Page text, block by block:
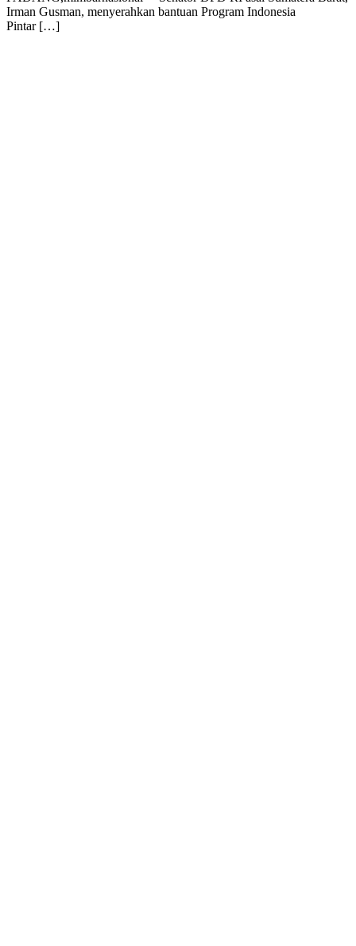
Irman Gusman, menyerahkan bantuan Program Indonesia
Pintar […]